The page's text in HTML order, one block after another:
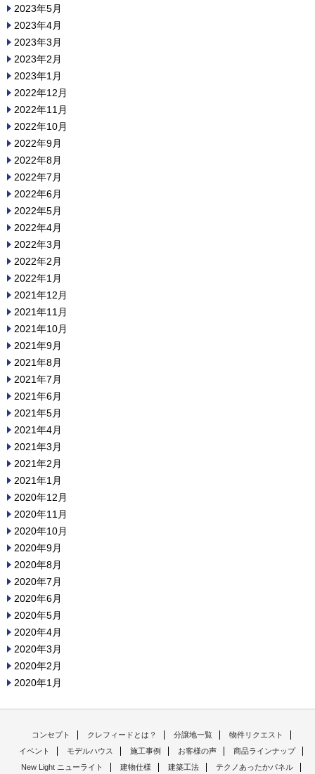
2023年5月
2023年4月
2023年3月
2023年2月
2023年1月
2022年12月
2022年11月
2022年10月
2022年9月
2022年8月
2022年7月
2022年6月
2022年5月
2022年4月
2022年3月
2022年2月
2022年1月
2021年12月
2021年11月
2021年10月
2021年9月
2021年8月
2021年7月
2021年6月
2021年5月
2021年4月
2021年3月
2021年2月
2021年1月
2020年12月
2020年11月
2020年10月
2020年9月
2020年8月
2020年7月
2020年6月
2020年5月
2020年4月
2020年3月
2020年2月
2020年1月
コンセプト クレフィードとは？ 分譲地一覧
物件リクエスト
イベント
モデルハウス 施工事例 お客様の声
商品ラインナップ
New Light ニューライト
建物仕様 建築工法 テクノあったかパネル